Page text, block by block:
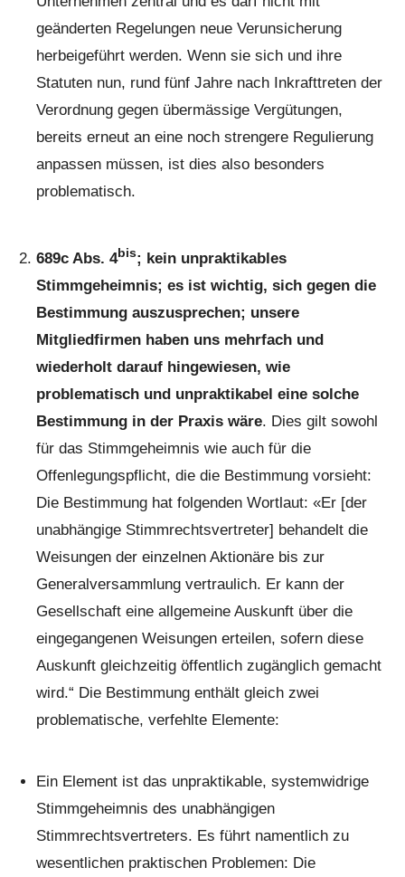
geänderten Regelungen neue Verunsicherung
herbeigeführt werden. Wenn sie sich und ihre
Statuten nun, rund fünf Jahre nach Inkrafttreten der
Verordnung gegen übermässige Vergütungen,
bereits erneut an eine noch strengere Regulierung
anpassen müssen, ist dies also besonders
problematisch.
689c Abs. 4bis; kein unpraktikables
Stimmgeheimnis; es ist wichtig, sich gegen die
Bestimmung auszusprechen; unsere
Mitgliedfirmen haben uns mehrfach und
wiederholt darauf hingewiesen, wie
problematisch und unpraktikabel eine solche
Bestimmung in der Praxis wäre. Dies gilt sowohl
für das Stimmgeheimnis wie auch für die
Offenlegungspflicht, die die Bestimmung vorsieht:
Die Bestimmung hat folgenden Wortlaut: «Er [der
unabhängige Stimmrechtsvertreter] behandelt die
Weisungen der einzelnen Aktionäre bis zur
Generalversammlung vertraulich. Er kann der
Gesellschaft eine allgemeine Auskunft über die
eingegangenen Weisungen erteilen, sofern diese
Auskunft gleichzeitig öffentlich zugänglich gemacht
wird.“ Die Bestimmung enthält gleich zwei
problematische, verfehlte Elemente:
Ein Element ist das unpraktikable, systemwidrige
Stimmgeheimnis des unabhängigen
Stimmrechtsvertreters. Es führt namentlich zu
wesentlichen praktischen Problemen: Die